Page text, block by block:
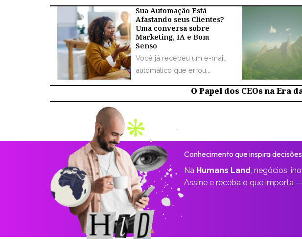
Sua Automação Está
Afastando seus Clientes?
Uma conversa sobre
Marketing, IA e Bom
Senso
Você já recebeu um e-mail
automático que errou...
O Papel dos CEOs na Era
Conhecimento que inspira decisões
Na Humans Land, negócios,
Assine e receba o que importa —